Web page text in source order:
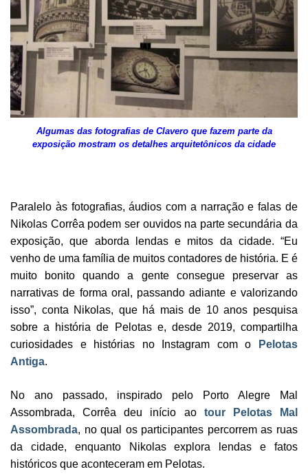
Algumas das fotografias de Clavero que fazem parte da
exposição mostram os detalhes arquitetônicos da cidade
Paralelo às fotografias, áudios com a narração e falas de
Nikolas Corrêa podem ser ouvidos na parte secundária da
exposição, que aborda lendas e mitos da cidade. “Eu
venho de uma família de muitos contadores de história. E é
muito bonito quando a gente consegue preservar as
narrativas de forma oral, passando adiante e valorizando
isso”, conta Nikolas, que há mais de 10 anos pesquisa
sobre a história de Pelotas e, desde 2019, compartilha
curiosidades e histórias no Instagram com o
Pelotas
Antiga.
No ano passado, inspirado pelo Porto Alegre Mal
Assombrada, Corrêa deu início ao tour Pelotas Mal
Assombrada, no qual os participantes percorrem as ruas
da cidade, enquanto Nikolas explora lendas e fatos
históricos que aconteceram em Pelotas.